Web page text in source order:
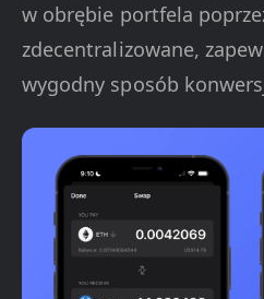
w obrębie portfela
zdecentralizowane,
wygodny sposób